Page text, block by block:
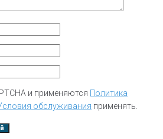
и применяются Политика
обслуживания применять.